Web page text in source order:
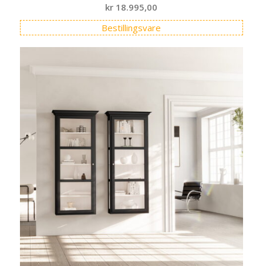
kr 18.995,00
Bestillingsvare